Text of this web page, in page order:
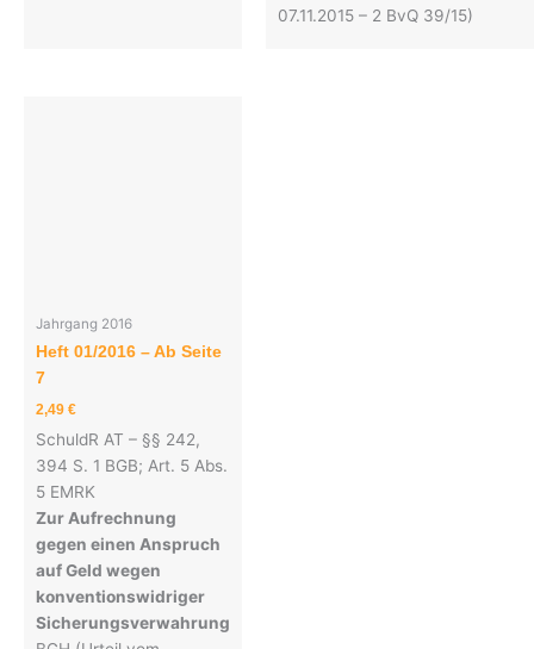
07.11.2015 – 2 BvQ 39/15)
Jahrgang 2016
Heft 01/2016 – Ab Seite
7
2,49 €
SchuldR AT – §§ 242,
394 S. 1 BGB; Art. 5 Abs.
5 EMRK
Zur Aufrechnung
gegen einen Anspruch
auf Geld wegen
konventionswidriger
Sicherungsverwahrung